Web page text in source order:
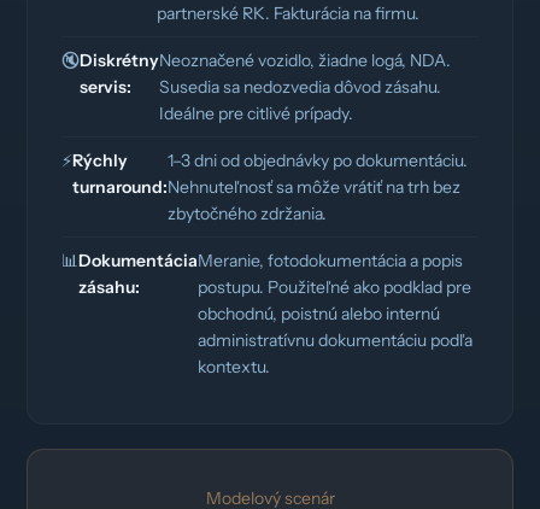
partnerské RK. Fakturácia na firmu.
🔇Diskrétny
servis:
Neoznačené vozidlo, žiadne logá, NDA.
Susedia sa nedozvedia dôvod zásahu.
Ideálne pre citlivé prípady.
⚡Rýchly
turnaround:
1–3 dni od objednávky po dokumentáciu.
Nehnuteľnosť sa môže vrátiť na trh bez
zbytočného zdržania.
📊Dokumentácia
zásahu:
Meranie, fotodokumentácia a popis
postupu. Použiteľné ako podklad pre
obchodnú, poistnú alebo internú
administratívnu dokumentáciu podľa
kontextu.
Modelový scenár